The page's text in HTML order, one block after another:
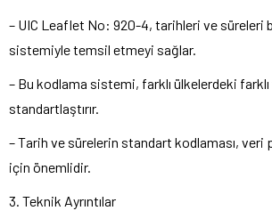
– UIC Leaflet No: 920-4, tarihleri ve süreleri
sistemiyle temsil etmeyi sağlar.
– Bu kodlama sistemi, farklı ülkelerdeki
standartlaştırır.
– Tarih ve sürelerin standart kodlaması, veri
için önemlidir.
3. Teknik Ayrıntılar